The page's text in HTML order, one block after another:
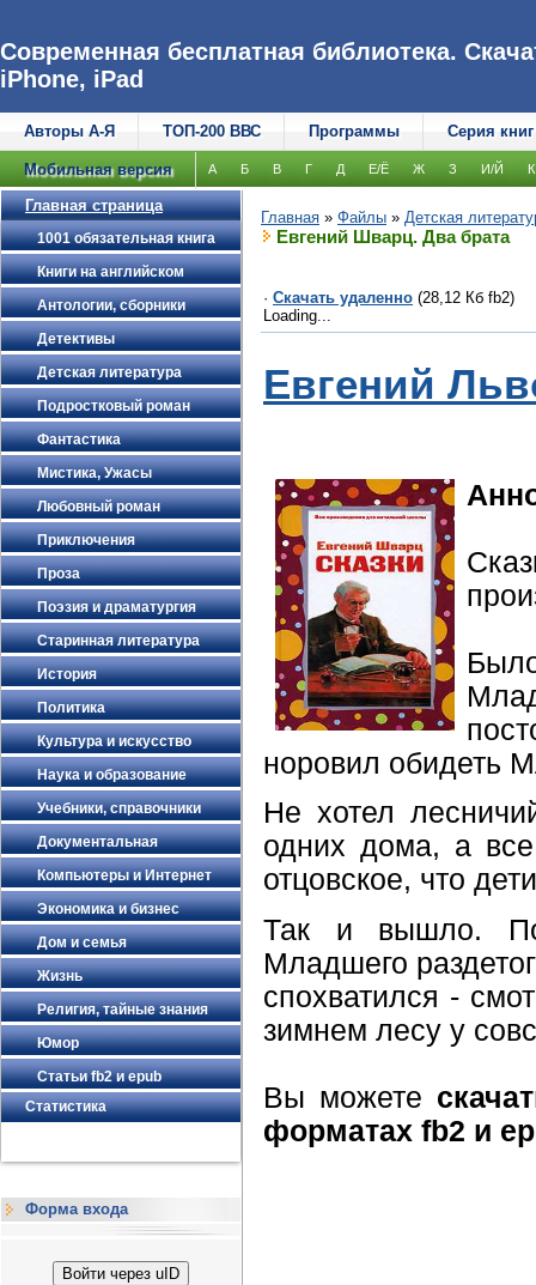
Современная бесплатная библиотека.
iPhone, iPad
Авторы А-Я ТОП-200 ВВС Программы Серия книг
Мобильная версия А Б В Г Д Е/Ё Ж З И/Й К
Главная страница
1001 обязательная книга
Книги на английском
Антологии, сборники
Детективы
Детская литература
Подростковый роман
Фантастика
Мистика, Ужасы
Любовный роман
Приключения
Проза
Поэзия и драматургия
Старинная литература
История
Политика
Культура и искусство
Наука и образование
Учебники, справочники
Документальная
Компьютеры и Интернет
Экономика и бизнес
Дом и семья
Жизнь
Религия, тайные знания
Юмор
Статьи fb2 и epub
Статистика
Форма входа
Войти через uID
Главная » Файлы » Детская
Евгений Шварц. Два брата
· Скачать удаленно (28,12 Кб fb2)
Loading...
Евгений
норовил обидеть
Не хотел
одних дома, а
отцовское, что
Так и вышло.
Младшего
спохватился -
зимнем лесу у
Вы можете
форматах fb2 и